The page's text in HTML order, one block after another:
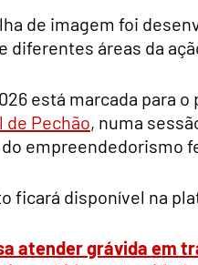
de imagem foi
áreas da
está marcada para
de Pechão, numa
empreendedorismo
ficará disponível na
atender grávida em